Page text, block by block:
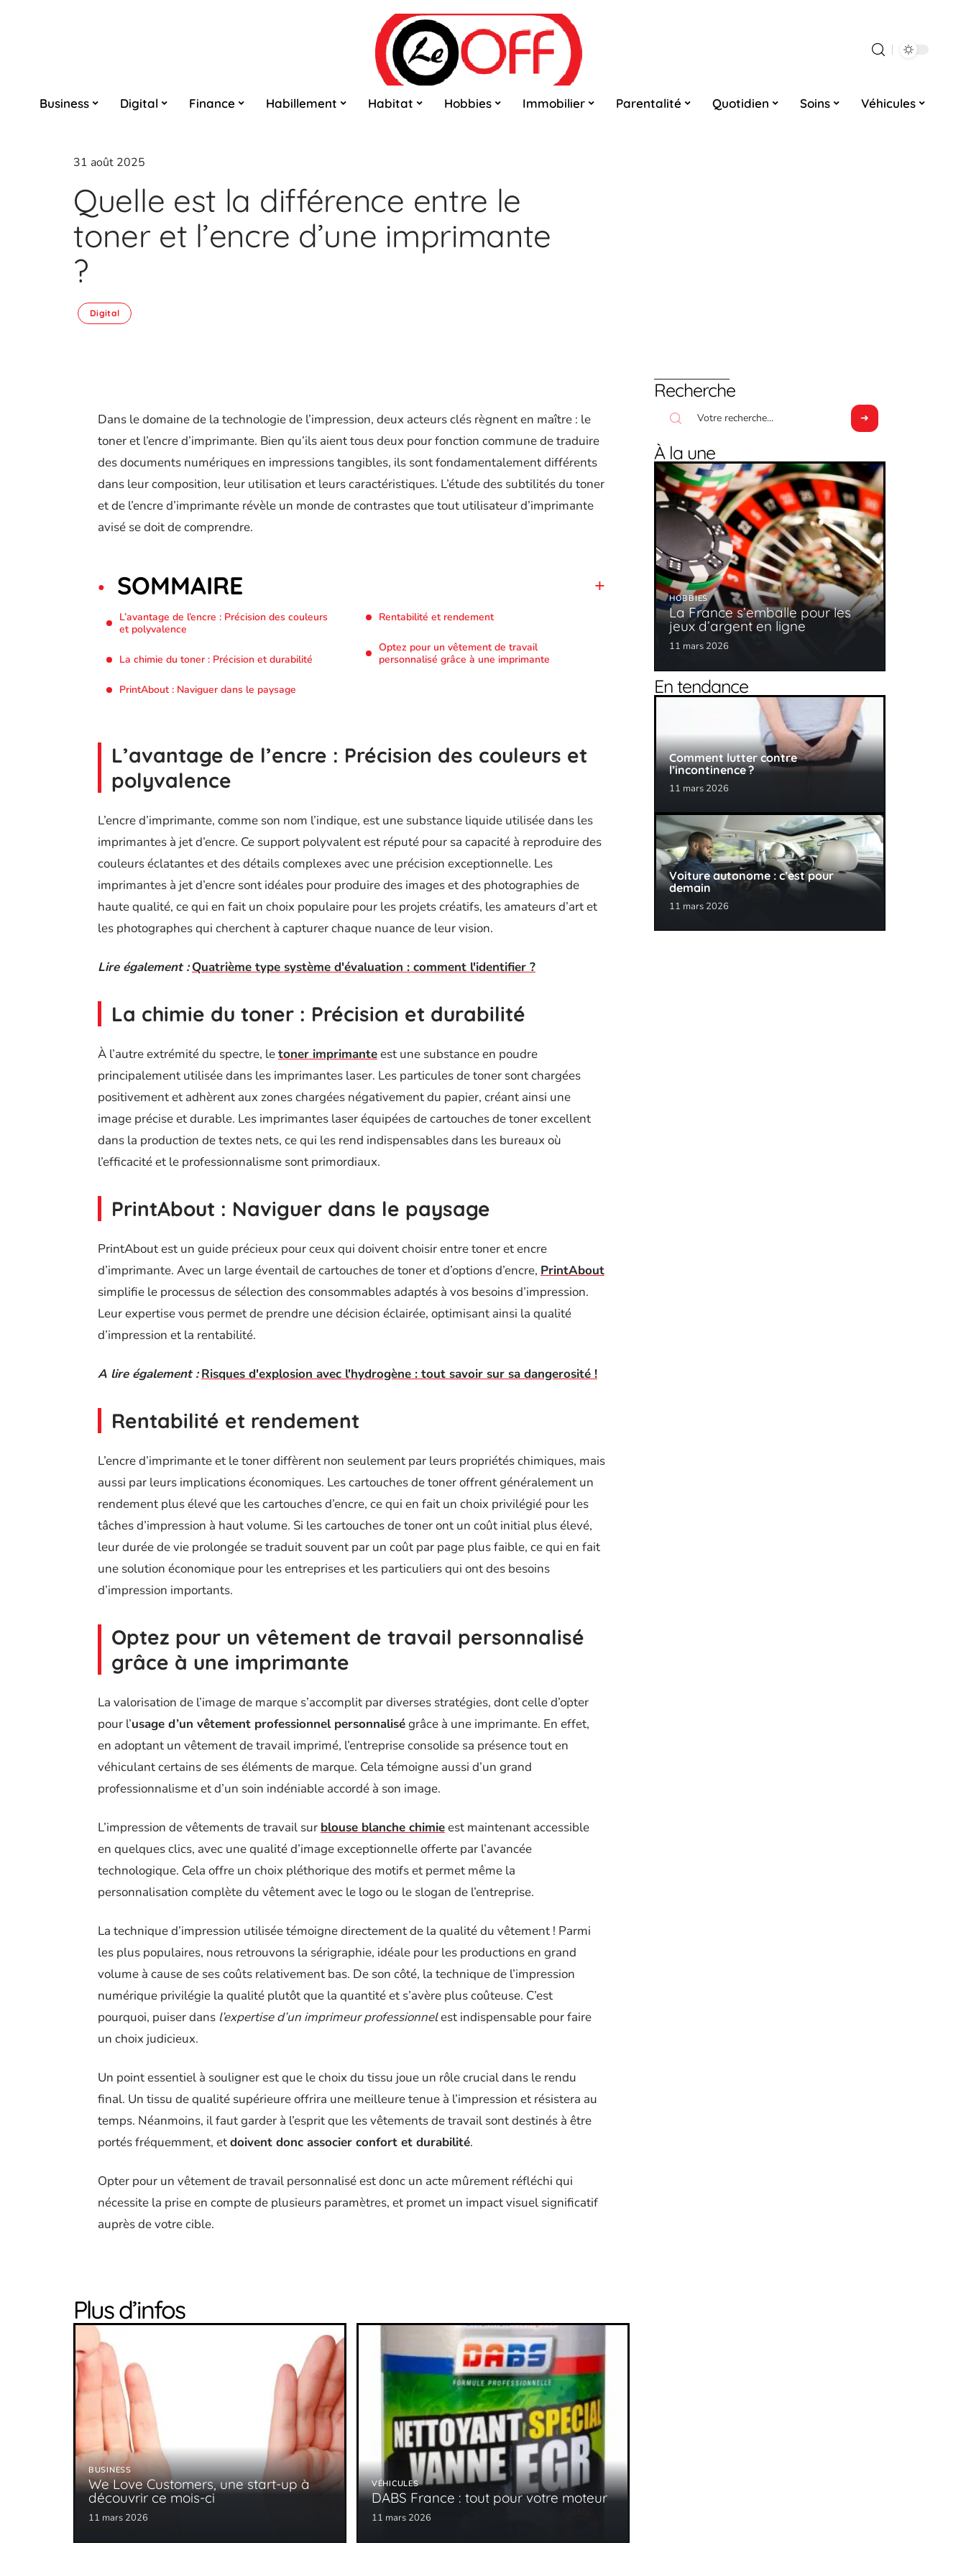
Business Digital Finance Habillement Habitat Hobbies Immobilier Parentalité Quotidien Soins Véhicules
31 août 2025
Quelle est la différence entre le
toner et l’encre d’une imprimante
?
Digital
Dans le domaine de la technologie de l’impression, deux acteurs clés règnent en maître : le
toner et l’encre d’imprimante. Bien qu’ils aient tous deux pour fonction commune de traduire
des documents numériques en impressions tangibles, ils sont fondamentalement différents
dans leur composition, leur utilisation et leurs caractéristiques. L’étude des subtilités du toner
et de l’encre d’imprimante révèle un monde de contrastes que tout utilisateur d’imprimante
avisé se doit de comprendre.
SOMMAIRE
L’avantage de l’encre : Précision des couleurs
et polyvalence
La chimie du toner : Précision et durabilité
PrintAbout : Naviguer dans le paysage
Rentabilité et rendement
Optez pour un vêtement de travail
personnalisé grâce à une imprimante
L’avantage de l’encre : Précision des couleurs et
polyvalence
L’encre d’imprimante, comme son nom l’indique, est une substance liquide utilisée dans les
imprimantes à jet d’encre. Ce support polyvalent est réputé pour sa capacité à reproduire des
couleurs éclatantes et des détails complexes avec une précision exceptionnelle. Les
imprimantes à jet d’encre sont idéales pour produire des images et des photographies de
haute qualité, ce qui en fait un choix populaire pour les projets créatifs, les amateurs d’art et
les photographes qui cherchent à capturer chaque nuance de leur vision.
Lire également : Quatrième type système d'évaluation : comment l'identifier ?
La chimie du toner : Précision et durabilité
À l’autre extrémité du spectre, letoner imprimanteest une substance en poudre
principalement utilisée dans les imprimantes laser. Les particules de toner sont chargées
positivement et adhèrent aux zones chargées négativement du papier, créant ainsi une
image précise et durable. Les imprimantes laser équipées de cartouches de toner excellent
dans la production de textes nets, ce qui les rend indispensables dans les bureaux où
l’efficacité et le professionnalisme sont primordiaux.
PrintAbout : Naviguer dans le paysage
PrintAbout est un guide précieux pour ceux qui doivent choisir entre toner et encre
d’imprimante. Avec un large éventail de cartouches de toner et d’options d’encre, PrintAbout
simplifie le processus de sélection des consommables adaptés à vos besoins d’impression.
Leur expertise vous permet de prendre une décision éclairée, optimisant ainsi la qualité
d’impression et la rentabilité.
A lire également : Risques d'explosion avec l'hydrogène : tout savoir sur sa dangerosité !
Rentabilité et rendement
L’encre d’imprimante et le toner diffèrent non seulement par leurs propriétés chimiques, mais
aussi par leurs implications économiques. Les cartouches de toner offrent généralement un
rendement plus élevé que les cartouches d’encre, ce qui en fait un choix privilégié pour les
tâches d’impression à haut volume. Si les cartouches de toner ont un coût initial plus élevé,
leur durée de vie prolongée se traduit souvent par un coût par page plus faible, ce qui en fait
une solution économique pour les entreprises et les particuliers qui ont des besoins
d’impression importants.
Optez pour un vêtement de travail personnalisé
grâce à une imprimante
La valorisation de l’image de marque s’accomplit par diverses stratégies, dont celle d’opter
pour l’usage d’un vêtement professionnel personnaliségrâce à une imprimante. En effet,
en adoptant un vêtement de travail imprimé, l’entreprise consolide sa présence tout en
véhiculant certains de ses éléments de marque. Cela témoigne aussi d’un grand
professionnalisme et d’un soin indéniable accordé à son image.
L’impression de vêtements de travail sur blouse blanche chimieest maintenant accessible
en quelques clics, avec une qualité d’image exceptionnelle offerte par l’avancée
technologique. Cela offre un choix pléthorique des motifs et permet même la
personnalisation complète du vêtement avec le logo ou le slogan de l’entreprise.
La technique d’impression utilisée témoigne directement de la qualité du vêtement ! Parmi
les plus populaires, nous retrouvons la sérigraphie, idéale pour les productions en grand
volume à cause de ses coûts relativement bas. De son côté, la technique de l’impression
numérique privilégie la qualité plutôt que la quantité et s’avère plus coûteuse. C’est
pourquoi, puiser dans l’expertise d’un imprimeur professionnelest indispensable pour faire
un choix judicieux.
Un point essentiel à souligner est que le choix du tissu joue un rôle crucial dans le rendu
final. Un tissu de qualité supérieure offrira une meilleure tenue à l’impression et résistera au
temps. Néanmoins, il faut garder à l’esprit que les vêtements de travail sont destinés à être
portés fréquemment, etdoivent donc associer confort et durabilité.
Opter pour un vêtement de travail personnalisé est donc un acte mûrement réfléchi qui
nécessite la prise en compte de plusieurs paramètres, et promet un impact visuel significatif
auprès de votre cible.
Plus d’infos
BUSINESS
We Love Customers, une start-up à
découvrir ce mois-ci
11 mars 2026
VÉHICULES
DABS France : tout pour votre moteur
11 mars 2026
Recherche
À la une
HOBBIES
La France s’emballe pour les
jeux d’argent en ligne
11 mars 2026
En tendance
Comment lutter contre
l’incontinence ?
11 mars 2026
Voiture autonome : c’est pour
demain
11 mars 2026